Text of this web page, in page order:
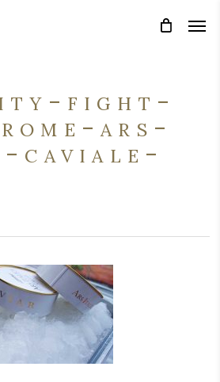
fight-
ars-
caviale-